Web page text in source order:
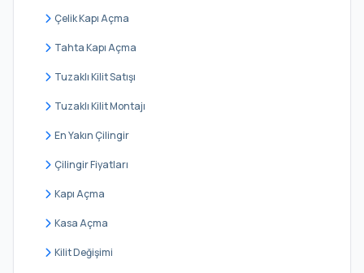
Çelik Kapı Açma
Tahta Kapı Açma
Tuzaklı Kilit Satışı
Tuzaklı Kilit Montajı
En Yakın Çilingir
Çilingir Fiyatları
Kapı Açma
Kasa Açma
Kilit Değişimi